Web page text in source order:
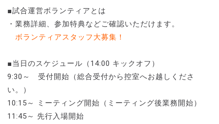
■試合運営ボランティアとは
・業務詳細、参加特典などご確認いただけます。
ボランティアスタッフ大募集！
■当日のスケジュール（14:00 キックオフ）
9:30～ 受付開始（総合受付から控室へお越しくださ
い。）
10:15～ ミーティング開始（ミーティング後業務開始）
11:45～ 先行入場開始